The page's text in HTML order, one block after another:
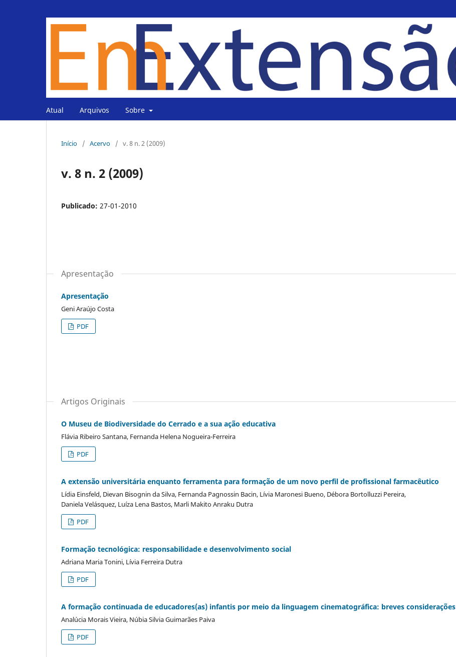
Atual Arquivos Sobre
Início / Acervo / v. 8 n. 2 (2009)
v. 8 n. 2 (2009)
Publicado: 27-01-2010
Apresentação
Apresentação
Geni Araújo Costa
PDF
Artigos Originais
O Museu de Biodiversidade do Cerrado e a sua ação educativa
Flávia Ribeiro Santana, Fernanda Helena Nogueira-Ferreira
PDF
A extensão universitária enquanto ferramenta para formação de um novo perfil de profissional farmacêutico
Lídia Einsfeld, Dievan Bisognin da Silva, Fernanda Pagnossin Bacin, Lívia Maronesi Bueno, Débora Bortolluzzi Pereira,
Daniela Velásquez, Luíza Lena Bastos, Marli Makito Anraku Dutra
PDF
Formação tecnológica: responsabilidade e desenvolvimento social
Adriana Maria Tonini, Lívia Ferreira Dutra
PDF
A formação continuada de educadores(as) infantis por meio da linguagem cinematográfica: breves considerações
Analúcia Morais Vieira, Núbia Silvia Guimarães Paiva
PDF